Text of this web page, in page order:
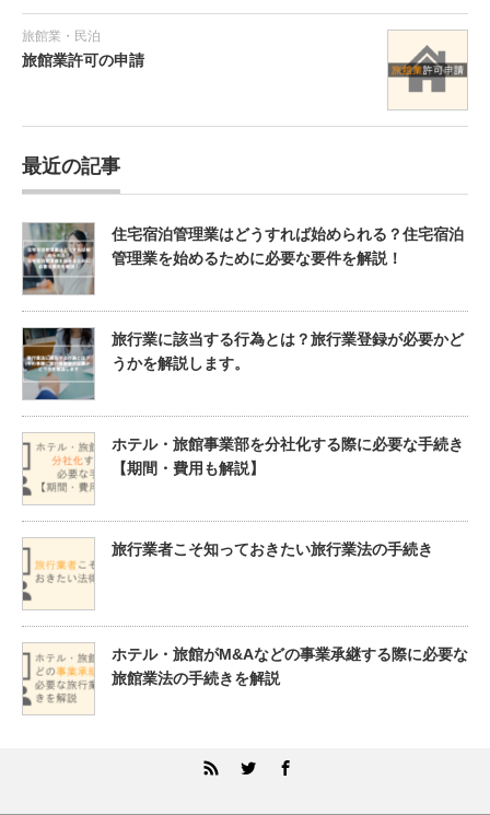
旅館業・民泊
旅館業許可の申請
最近の記事
住宅宿泊管理業はどうすれば始められる？住宅宿泊
管理業を始めるために必要な要件を解説！
旅行業に該当する行為とは？旅行業登録が必要かど
うかを解説します。
ホテル・旅館事業部を分社化する際に必要な手続き
【期間・費用も解説】
旅行業者こそ知っておきたい旅行業法の手続き
ホテル・旅館がM&Aなどの事業承継する際に必要な
旅館業法の手続きを解説
Facebook